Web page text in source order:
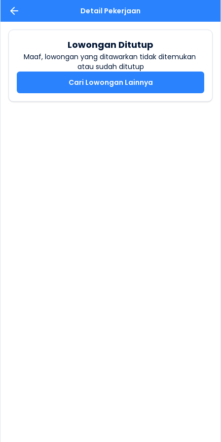
Detail Pekerjaan
Lowongan Ditutup
Maaf, lowongan yang ditawarkan tidak ditemukan
atau sudah ditutup
Cari Lowongan Lainnya